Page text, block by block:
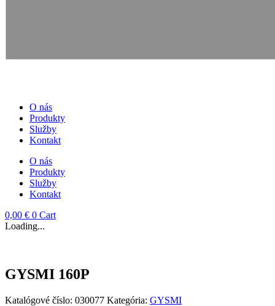
O nás
Produkty
Služby
Kontakt
O nás
Produkty
Služby
Kontakt
0,00 € 0 Cart
Loading...
GYSMI 160P
Katalógové číslo: 030077 Kategória: GYSMI